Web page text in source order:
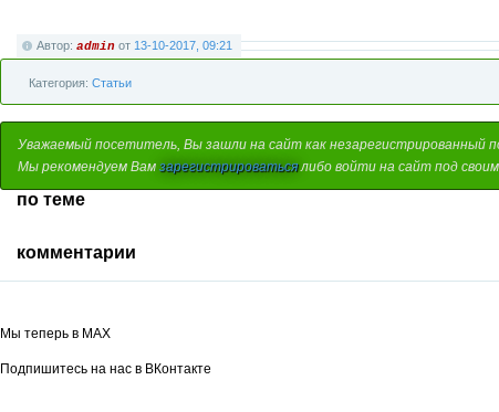
Автор: admin от 13-10-2017, 09:21
Категория: Статьи
Уважаемый посетитель, Вы зашли на сайт как незарегистрированный
Мы рекомендуем Вам зарегистрироватьсялибо войти на сайт под
по теме
комментарии
Мы теперь в MAX
Подпишитесь на нас в ВКонтакте